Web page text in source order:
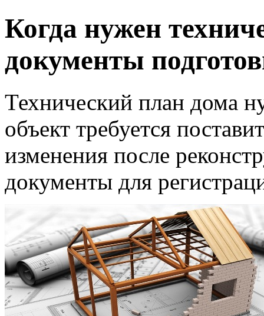
Когда нужен
документы
Технический план дома
объект требуется
изменения после
документы для